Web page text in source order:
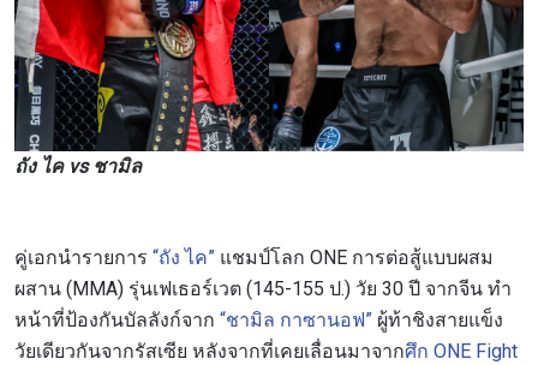
ถัง ไค vs ชามิล
คู่เอกนำรายการ “ถัง ไค” แชมป์โลก ONE การต่อสู้แบบผสม
ผสาน (MMA) รุ่นเฟเธอร์เวต (145-155 ป.) วัย 30 ปี จากจีน ทำ
หน้าที่ป้องกันบัลลังก์จาก “ชามิล กาซานอฟ” ผู้ท้าชิงสายแข็ง
วัยเดียวกันจากรัสเซีย หลังจากที่เคยเลื่อนมาจากศึก ONE Fight